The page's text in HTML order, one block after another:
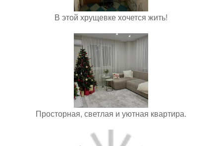
В этой хрущевке хочется жить!
Просторная, светлая и уютная квартира.